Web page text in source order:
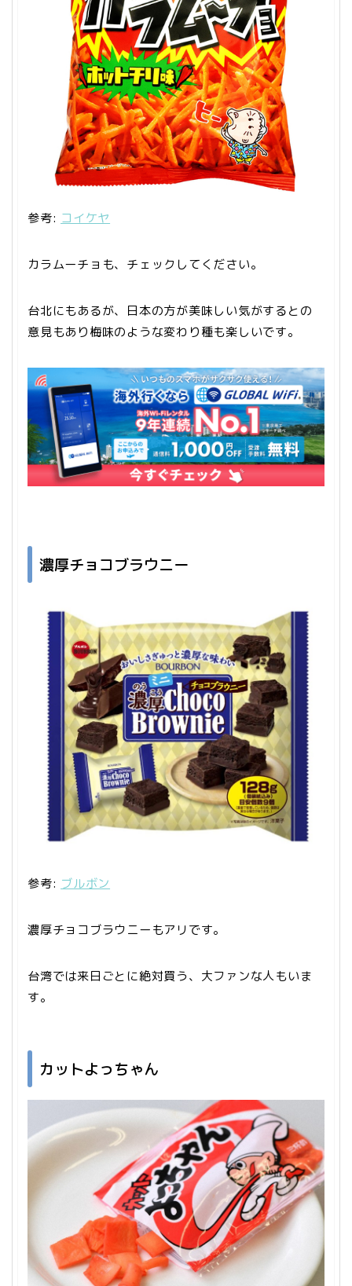
参考: コイケヤ
カラムーチョも、チェックしてください。
台北にもあるが、日本の方が美味しい気がするとの
意見もあり梅味のような変わり種も楽しいです。
濃厚チョコブラウニー
参考: ブルボン
濃厚チョコブラウニーもアリです。
台湾では来日ごとに絶対買う、大ファンな人もいま
す。
カットよっちゃん